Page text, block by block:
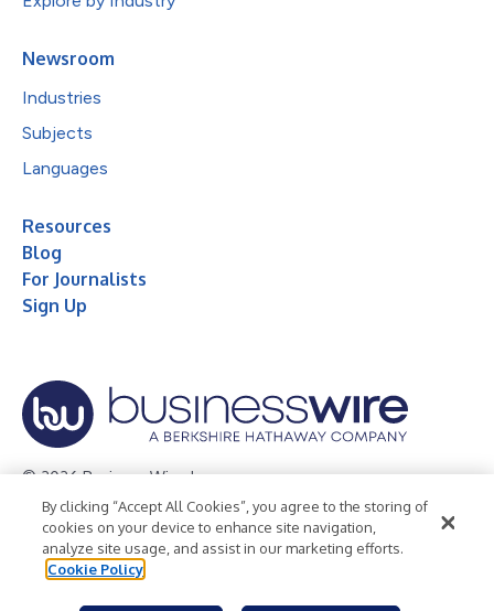
Newsroom
Industries
Subjects
Languages
Resources
Blog
For Journalists
Sign Up
© 2026 Business Wire, Inc.
Privacy Policy Cookie Policy
Accessibility Statement
Terms of Use
Legal
By clicking “Accept All Cookies”, you agree to the storing of
cookies on your device to enhance site navigation,
analyze site usage, and assist in our marketing efforts.
Cookie Policy